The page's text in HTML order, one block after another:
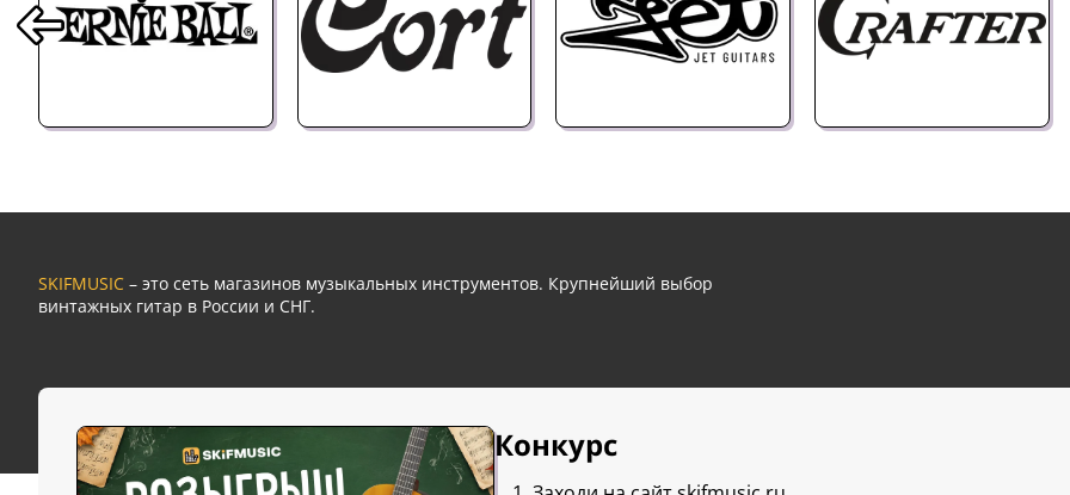
SKIFMUSIC – это сеть магазинов музыкальных инструментов. Крупнейший выбор
винтажных гитар в России и СНГ.
Конкурс